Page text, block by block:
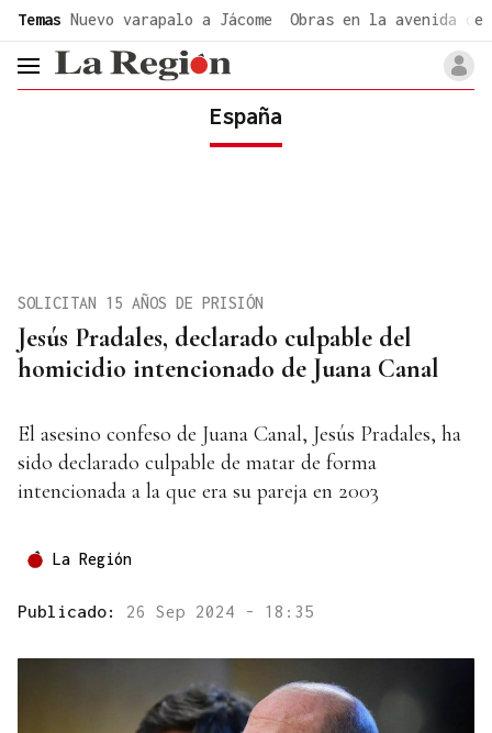
Temas Nuevo varapalo a Jácome Obras en la avenida de
header.menu.open
España
Jesús Pradales, declarado culpable del
homicidio intencionado de Juana Canal
SOLICITAN 15 AÑOS DE PRISIÓN
El asesino confeso de Juana Canal, Jesús Pradales, ha
sido declarado culpable de matar de forma
intencionada a la que era su pareja en 2003
La Región
Publicado: 26 Sep 2024 - 18:35